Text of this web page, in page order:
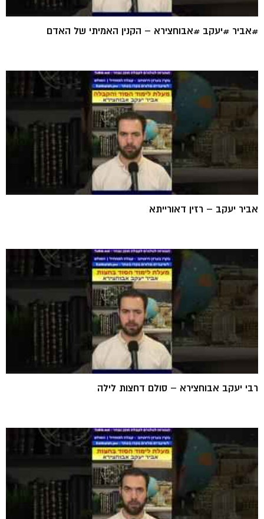
#אביר #יעקב #אבוחצירא – הקנין האמיתי של האדם
אביר יעקב – רזין דאורייתא
רבי יעקב אבוחצירא – סולם דחצות לילה